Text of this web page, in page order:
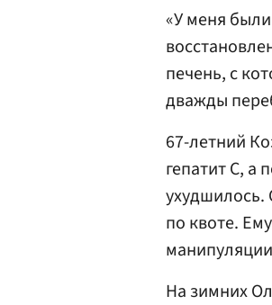
«У меня
печень, с
дважды
67-летний
гепатит С, а
ухудшилось.
по квоте.
На зимних